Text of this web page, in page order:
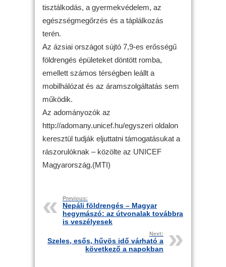
tisztálkodás, a gyermekvédelem, az
egészségmegőrzés és a táplálkozás
terén.
Az ázsiai országot sújtó 7,9-es erősségű
földrengés épületeket döntött romba,
emellett számos térségben leállt a
mobilhálózat és az áramszolgáltatás sem
működik.
Az adományozók az
http://adomany.unicef.hu/egyszeri oldalon
keresztül tudják eljuttatni támogatásukat a
rászorulóknak – közölte az UNICEF
Magyarország.(MTI)
Previous:
Nepáli földrengés – Magyar
hegymászó: az útvonalak továbbra
is veszélyesek
Next:
Szeles, esős, hűvös idő várható a
következő a napokban